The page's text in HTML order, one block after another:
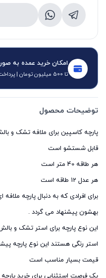
امکان خرید عمده به
تا 500 میلیون تومان | پرداخت اعتباری 4 قسطه
توضیحات محصول
برای افرادی که به دنبال پارچه
این نوع پارچه برای استر تشک و